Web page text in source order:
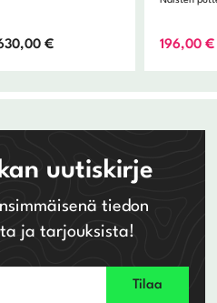
€ 196,00€
uutiskirje
tiedon
ja tarjouksista!